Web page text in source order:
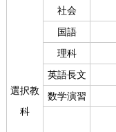
選択教
科
社会
国語
理科
英語長文
数学演習